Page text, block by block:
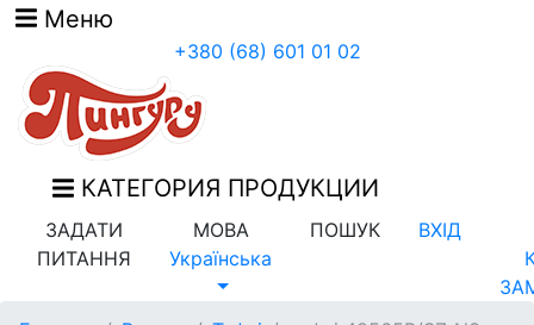
Меню
+380 (68) 601 01 02
КАТЕГОРИЯ ПРОДУКЦИИ
ЗАДАТИ
ПИТАННЯ
МОВА
Українська
ПОШУК
ВХІД